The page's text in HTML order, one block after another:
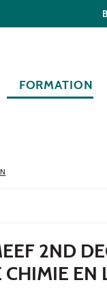
FORMATION
2ND
EN